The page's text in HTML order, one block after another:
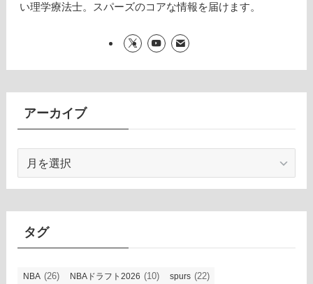
い理学療法士。スパーズのコアな情報を届けます。
アーカイブ
カ
タグ
NBA (26) NBAドラフト2026 (10) spurs (22)